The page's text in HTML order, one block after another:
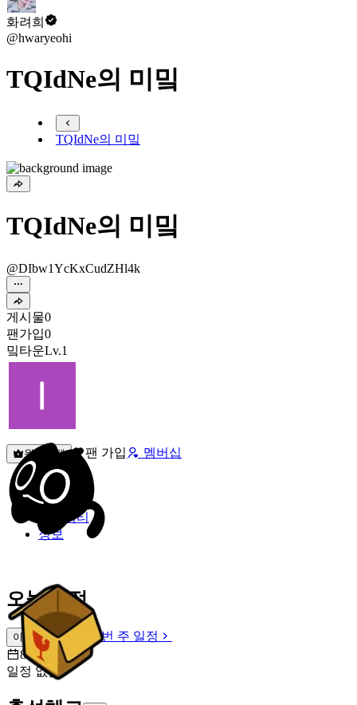
화려희
@hwaryeohi
TQIdNe의 미밐
TQIdNe의 미밐
TQIdNe의 미밐
@DIbw1YcKxCudZHl4k
게시물0
팬가입0
밐타운Lv.1
원픽선택 팬 가입 멤버십
밐타운
피드
커뮤니티
정보
오늘 일정
이번 주 일정
이번 주 일정
8월 8일 [토]
일정 없음